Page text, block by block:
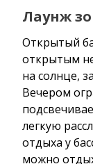
Лаунж
Открытый
открытым
на солнце,
Вечером
легкую
отдыха у
можно